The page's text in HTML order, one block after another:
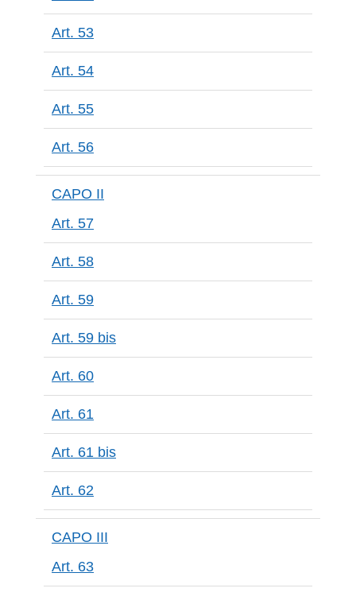
Art. 53
Art. 54
Art. 55
Art. 56
CAPO II
Art. 57
Art. 58
Art. 59
Art. 59 bis
Art. 60
Art. 61
Art. 61 bis
Art. 62
CAPO III
Art. 63